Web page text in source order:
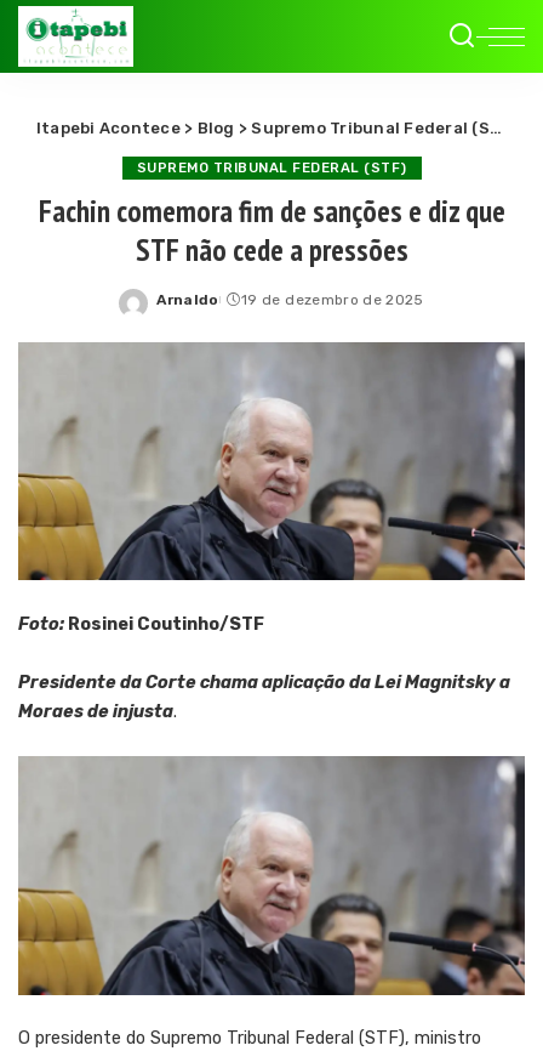
Itapebi Acontece> Blog >Supremo Tribunal Federal (STF)
SUPREMO TRIBUNAL FEDERAL (STF)
Fachin comemora fim de sanções e diz que
STF não cede a pressões
Posted
Arnaldo 19 de dezembro de 2025
Foto: Rosinei Coutinho/STF
Presidente da Corte chama aplicação da Lei Magnitsky a
Moraes de injusta.
O presidente do Supremo Tribunal Federal (STF), ministro